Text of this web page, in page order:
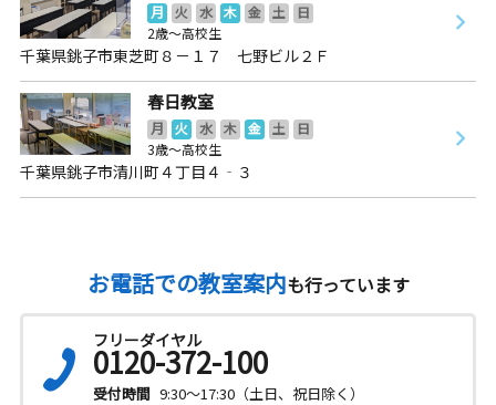
月 火 水 木 金 土
日
2歳～高校生
千葉県銚子市東芝町８－１７ 七野ビル２Ｆ
春日教室
月 火 水 木 金 土
日
3歳～高校生
千葉県銚子市清川町４丁目４‐３
お電話での教室案内も行っています
フリーダイヤル
0120-372-100
受付時間 9:30～17:30（土日、祝日除く）